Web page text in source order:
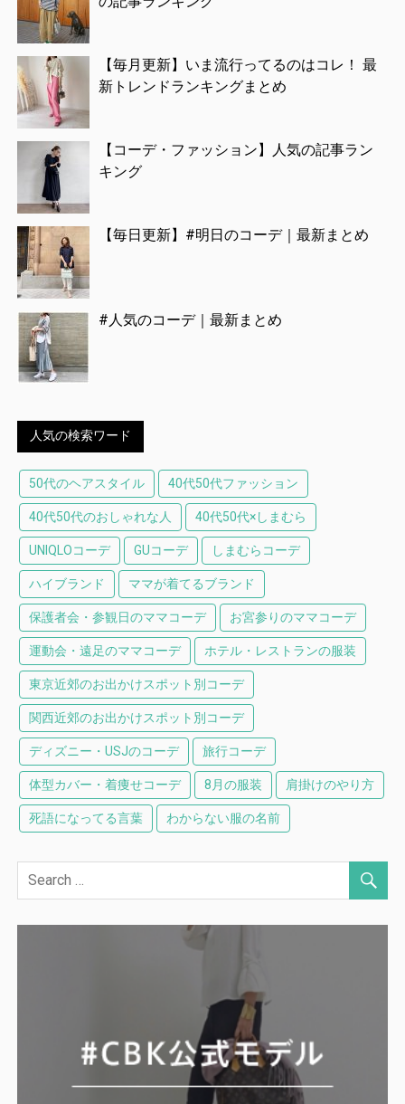
【毎月更新】いま流行ってるのはコレ！ 最
新トレンドランキングまとめ
【コーデ・ファッション】人気の記事ラン
キング
【毎日更新】#明日のコーデ｜最新まとめ
#人気のコーデ｜最新まとめ
人気の検索ワード
50代のヘアスタイル 40代50代ファッション
40代50代のおしゃれな人 40代50代×しまむら
UNIQLOコーデ GUコーデ しまむらコーデ
ハイブランド ママが着てるブランド
保護者会・参観日のママコーデ お宮参りのママコーデ
運動会・遠足のママコーデ ホテル・レストランの服装
東京近郊のお出かけスポット別コーデ
関西近郊のお出かけスポット別コーデ
ディズニー・USJのコーデ 旅行コーデ
体型カバー・着痩せコーデ 8月の服装 肩掛けのやり方
死語になってる言葉 わからない服の名前